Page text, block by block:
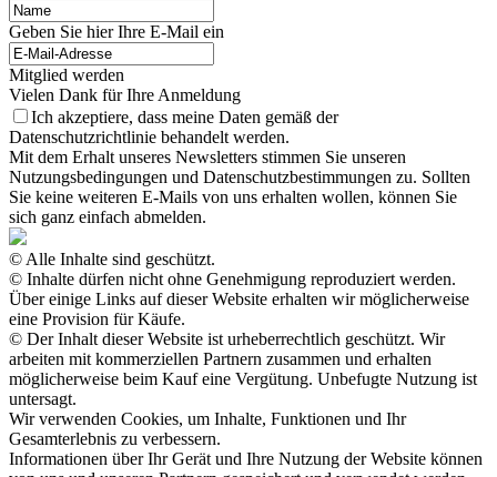
Geben Sie hier Ihre E-Mail ein
Mitglied werden
Vielen Dank für Ihre Anmeldung
Ich akzeptiere, dass meine Daten gemäß der
Datenschutzrichtlinie behandelt werden.
Mit dem Erhalt unseres Newsletters stimmen Sie unseren
Nutzungsbedingungen und Datenschutzbestimmungen zu. Sollten
Sie keine weiteren E-Mails von uns erhalten wollen, können Sie
sich ganz einfach abmelden.
© Alle Inhalte sind geschützt.
© Inhalte dürfen nicht ohne Genehmigung reproduziert werden.
Über einige Links auf dieser Website erhalten wir möglicherweise
eine Provision für Käufe.
© Der Inhalt dieser Website ist urheberrechtlich geschützt. Wir
arbeiten mit kommerziellen Partnern zusammen und erhalten
möglicherweise beim Kauf eine Vergütung. Unbefugte Nutzung ist
untersagt.
Wir verwenden Cookies, um Inhalte, Funktionen und Ihr
Gesamterlebnis zu verbessern.
Informationen über Ihr Gerät und Ihre Nutzung der Website können